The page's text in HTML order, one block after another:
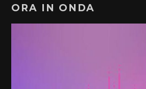
ORA IN ONDA